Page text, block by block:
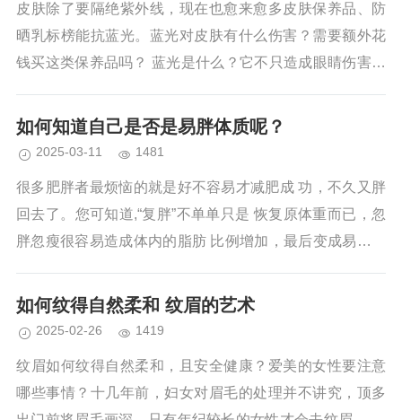
皮肤除了要隔绝紫外线，现在也愈来愈多皮肤保养品、防
晒乳标榜能抗蓝光。蓝光对皮肤有什么伤害？需要额外花
钱买这类保养品吗？ 蓝光是什么？它不只造成眼睛伤害，
光是常听...
如何知道自己是否是易胖体质呢？
2025-03-11 1481
很多肥胖者最烦恼的就是好不容易才减肥成 功，不久又胖
回去了。您可知道,“复胖”不单单只是 恢复原体重而已，忽
胖忽瘦很容易造成体内的脂肪 比例增加，最后变成易胖难
如何纹得自然柔和 纹眉的艺术
2025-02-26 1419
纹眉如何纹得自然柔和，且安全健康？爱美的女性要注意
哪些事情？十几年前，妇女对眉毛的处理并不讲究，顶多